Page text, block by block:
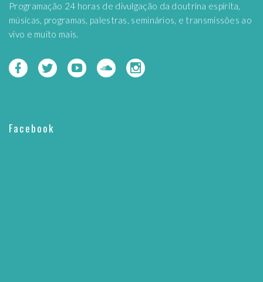
Programação 24 horas de divulgação da doutrina espírita,
músicas, programas, palestras, seminários, e transmissões ao
vivo e muito mais.
Facebook